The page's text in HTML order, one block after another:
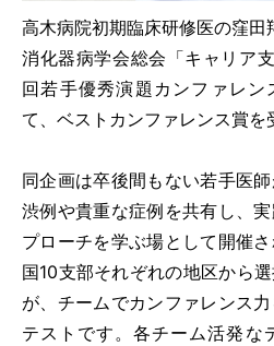
交通アクセス
予約専用電話番号
TEL.0120-
TEL.0120-
高木病院初期臨床研修医の窪田
消化器病学会総会「キャリア
回若手優秀演題カンファレ
て、ベストカンファレンス賞を
同企画は卒後間もない若手医
渋例や貴重な症例を共有し、
プローチを学ぶ場として開催
国10支部それぞれの地区から
が、チームでカンファレンス
テストです。各チーム活発な